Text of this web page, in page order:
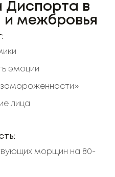
Диспорта в
и межбровья
эмоции
лица
морщин на 80-